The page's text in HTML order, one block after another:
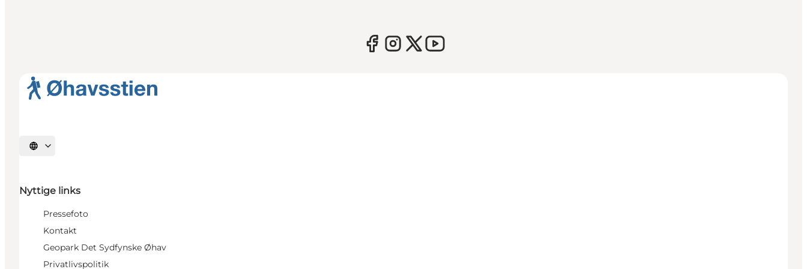
Vælg sprog
Nyttige links
Pressefoto
Kontakt
Geopark Det Sydfynske Øhav
Privatlivspolitik